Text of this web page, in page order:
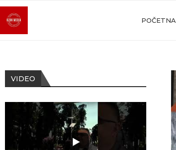
POČETNA
VIDEO